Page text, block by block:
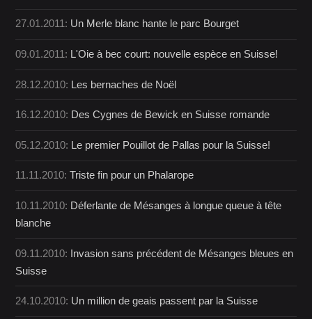
27.01.2011: Un Merle blanc hante le parc Bourget
09.01.2011: L'Oie à bec court: nouvelle espèce en Suisse!
28.12.2010: Les bernaches de Noël
16.12.2010: Des Cygnes de Bewick en Suisse romande
05.12.2010: Le premier Pouillot de Pallas pour la Suisse!
11.11.2010:Triste fin pour un Phalarope
10.11.2010: Déferlante de Mésanges à longue queue à tête
blanche
09.11.2010: Invasion sans précédent de Mésanges bleues en
Suisse
24.10.2010: Un million de geais passent par la Suisse